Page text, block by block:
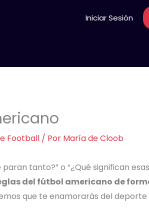
Iniciar Sesión
Football/ Por María de Cloob
tanto?” o “¿Qué significan
del fútbol americano de
que te enamorarás del deporte